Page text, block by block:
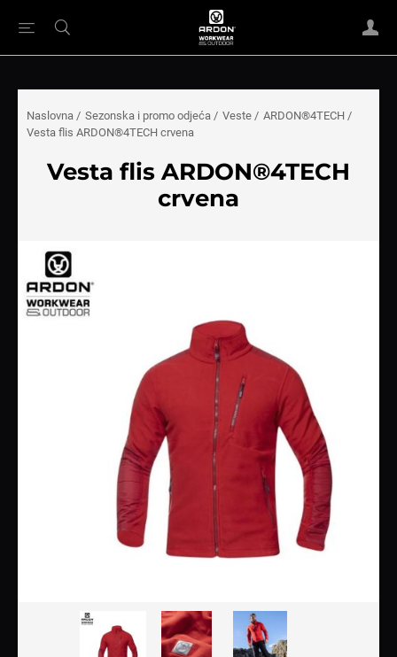
Naslovna / Sezonska i promo odjeća / Veste / ARDON®4TECH /
Vesta flis ARDON®4TECH crvena
Vesta flis ARDON®4TECH
crvena